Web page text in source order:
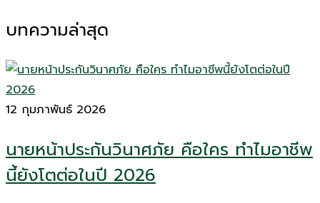
บทความล่าสุด
12 กุมภาพันธ์ 2026
นายหน้าประกันวินาศภัย คือใคร ทำไมอาชีพ
นี้ยังโตต่อในปี 2026